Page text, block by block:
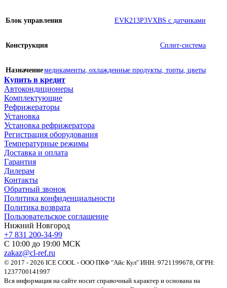
Блок управления EVK213P3VXBS с датчиками
Конструкция Сплит-система
Назначениемедикаменты охлажденные продукты торты цветы
Купить в кредит
Автокондиционеры
Комплектующие
Рефрижераторы
Установка
Установка рефрижератора
Регистрация оборудования
Температурные режимы
Доставка и оплата
Гарантия
Дилерам
Контакты
Обратный звонок
Политика конфиденциальности
Политика возврата
Пользовательское соглашение
Нижний Новгород
+7 831 200-34-99
С 10:00 до 19:00 МСК
zakaz@cl-ref.ru
© 2017 - 2026 ICE COOL - ООО ПКФ "Айс Кул" ИНН: 9721199678, ОГРН:
1237700141997
Вся информация на сайте носит справочный характер и основана на